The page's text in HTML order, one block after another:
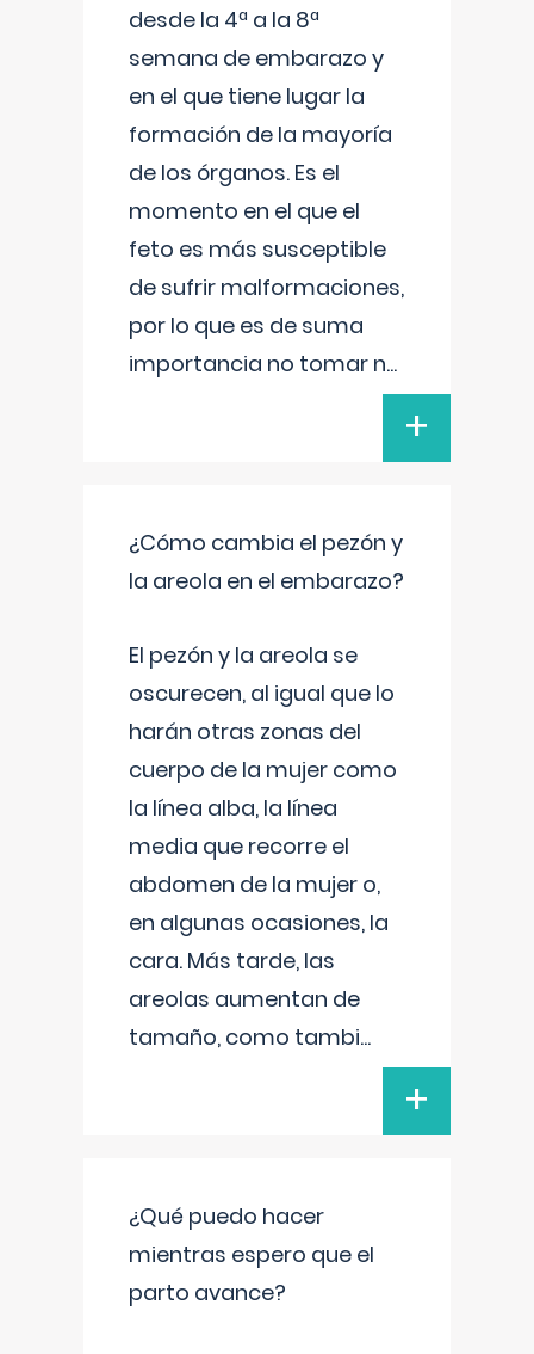
desde la 4ª a la 8ª
semana de embarazo y
en el que tiene lugar la
formación de la mayoría
de los órganos. Es el
momento en el que el
feto es más susceptible
de sufrir malformaciones,
por lo que es de suma
importancia no tomar n...
+
¿Cómo cambia el pezón y
la areola en el embarazo?
El pezón y la areola se
oscurecen, al igual que lo
harán otras zonas del
cuerpo de la mujer como
la línea alba, la línea
media que recorre el
abdomen de la mujer o,
en algunas ocasiones, la
cara. Más tarde, las
areolas aumentan de
tamaño, como tambi...
+
¿Qué puedo hacer
mientras espero que el
parto avance?